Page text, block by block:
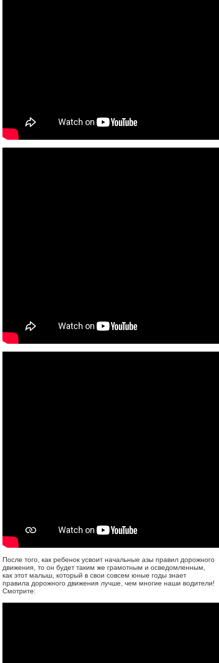
После того, как ребенок усвоит начальные азы правил дорожного
движения, то он будет таким же грамотным и осведомленным,
как этот малыш, который в свои совсем юные годы знает
правила дорожного движения лучше, чем многие наши водители!
Смотрите: